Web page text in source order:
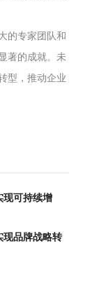
的专家团队和
著的成就。未
型，推动企业
现可持续增
现品牌战略转